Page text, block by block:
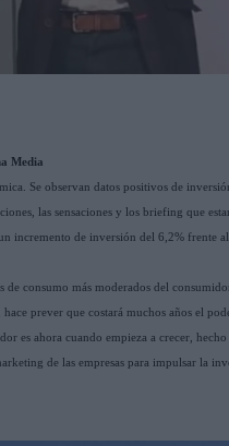
Media
Se observan datos positivos de
las sensaciones y los briefing que
incremento de inversión del 6,2% frente al
consumo más moderados del
prever que costará muchos años el
es ahora cuando empieza a crecer,
de las empresas para impulsar la